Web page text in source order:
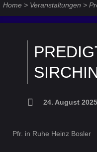
Home > Veranstaltungen >
24. August 2025
Pfr. in Ruhe Heinz Bosler